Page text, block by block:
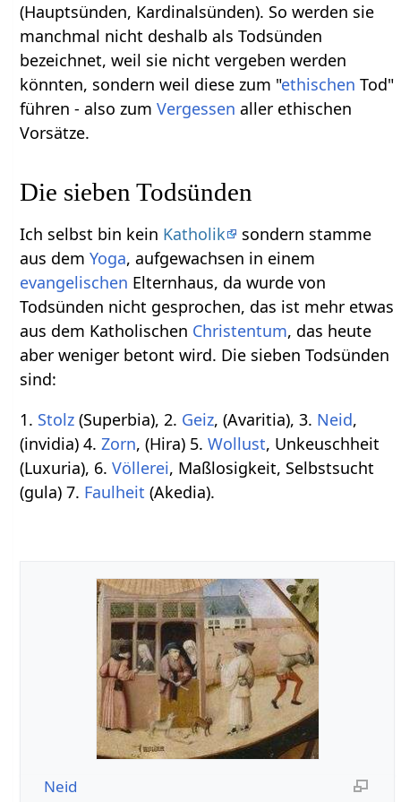
(Hauptsünden, Kardinalsünden). So werden sie
manchmal nicht deshalb als Todsünden
bezeichnet, weil sie nicht vergeben werden
könnten, sondern weil diese zum "ethischen Tod"
führen - also zumVergessen aller ethischen
Vorsätze.
Die sieben Todsünden
Ich selbst bin kein Katholik
sondern stamme
aus demYoga, aufgewachsen in einem
evangelischen Elternhaus, da wurde von
Todsünden nicht gesprochen, das ist mehr etwas
aus dem Katholischen Christentum, das heute
aber weniger betont wird. Die sieben Todsünden
sind:
1. Stolz (Superbia), 2. Geiz, (Avaritia), 3. Neid,
(invidia) 4.Zorn, (Hira) 5.Wollust, Unkeuschheit
(Luxuria), 6.Völlerei, Maßlosigkeit, Selbstsucht
(gula) 7. Faulheit (Akedia).
Neid